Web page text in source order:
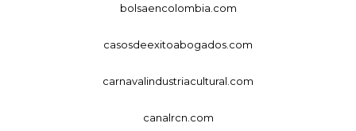
bolsaencolombia.com
casosdeexitoabogados.com
carnavalindustriacultural.com
canalrcn.com